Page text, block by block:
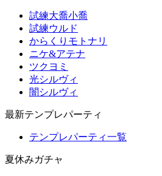
試練大喬小喬
試練ウルド
からくりモトナリ
ニケ&アテナ
ツクヨミ
光シルヴィ
闇シルヴィ
最新テンプレパーティ
テンプレパーティ一覧
夏休みガチャ